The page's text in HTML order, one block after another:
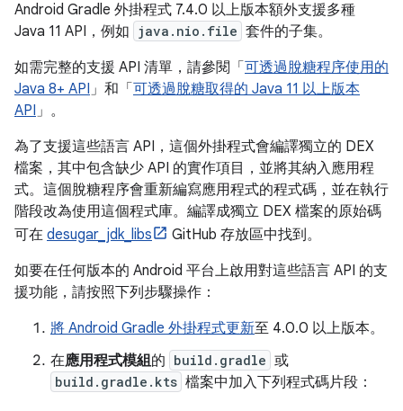
Android Gradle 外掛程式 7.4.0 以上版本額外支援多種
Java 11 API，例如 java.nio.file 套件的子集。
如需完整的支援 API 清單，請參閱「 可透過脫糖程序使用的
Java 8+ API」和「 可透過脫糖取得的 Java 11 以上版本
API」。
為了支援這些語言 API，這個外掛程式會編譯獨立的 DEX
檔案，其中包含缺少 API 的實作項目，並將其納入應用程
式。這個脫糖程序會重新編寫應用程式的程式碼，並在執行
階段改為使用這個程式庫。編譯成獨立 DEX 檔案的原始碼
可在 desugar_jdk_libs
GitHub 存放區中找到。
如要在任何版本的 Android 平台上啟用對這些語言 API 的支
援功能，請按照下列步驟操作：
將 Android Gradle 外掛程式更新至 4.0.0 以上版本。
在應用程式模組的 build.gradle 或
build.gradle.kts 檔案中加入下列程式碼片段：